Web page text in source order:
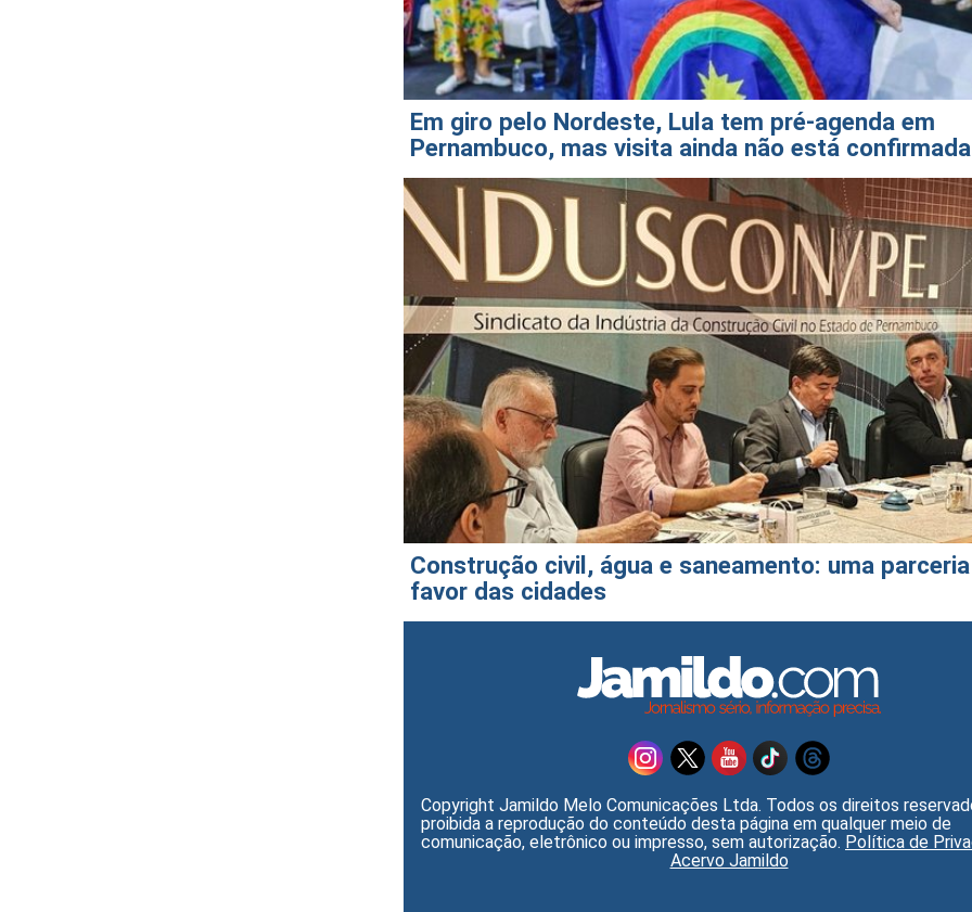
Em giro pelo Nordeste, Lula tem pré-agenda em
Pernambuco, mas visita ainda não está confirmada
Construção civil, água e saneamento: uma
favor das cidades
Copyright Jamildo Melo Comunicações Ltda. Todos os direitos
proibida a reprodução do conteúdo desta página em qualquer meio de
comunicação, eletrônico ou impresso, sem autorização. Política de
Acervo Jamildo